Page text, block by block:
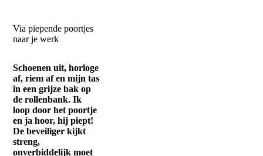
Via piepende poortjes
naar je werk
Schoenen uit, horloge
af, riem af en mijn tas
in een grijze bak op
de rollenbank. Ik
loop door het poortje
en ja hoor, hij piept!
De beveiliger kijkt
streng,
onverbiddelijk moet